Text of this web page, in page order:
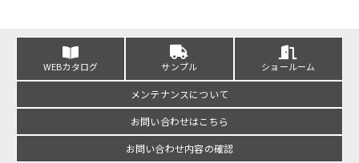
WEBカタログ サンプル ショールーム
メンテナンスについて
お問い合わせはこちら
お問い合わせ内容の確認